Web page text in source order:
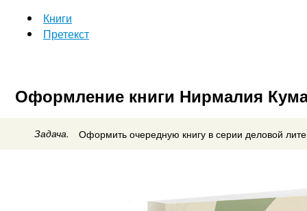
Книги
Претекст
Оформление книги Нирмалия
Задача. Оформить очередную книгу в серии деловой